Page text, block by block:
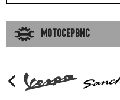
МОТОСЕРВИС